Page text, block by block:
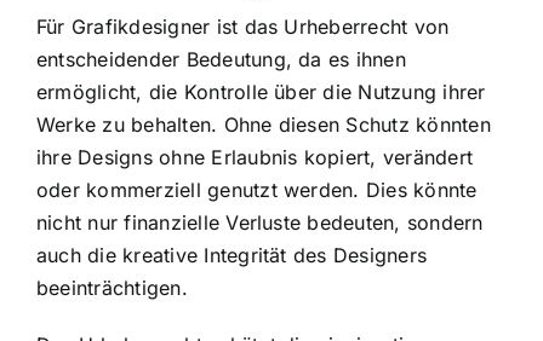
Für Grafikdesigner ist das Urheberrecht von
entscheidender Bedeutung, da es ihnen
ermöglicht, die Kontrolle über die Nutzung ihrer
Werke zu behalten. Ohne diesen Schutz könnten
ihre Designs ohne Erlaubnis kopiert, verändert
oder kommerziell genutzt werden. Dies könnte
nicht nur finanzielle Verluste bedeuten, sondern
auch die kreative Integrität des Designers
beeinträchtigen.